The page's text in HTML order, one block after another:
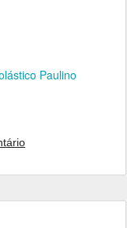
Paulino